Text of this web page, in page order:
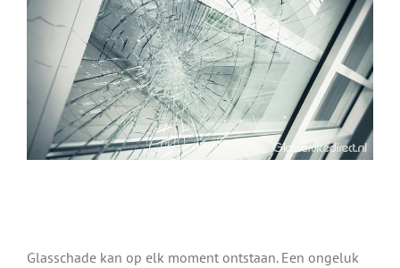
Glasschade kan op elk moment ontstaan. Een ongeluk